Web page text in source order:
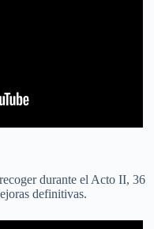
durante el Acto II, 36
definitivas.